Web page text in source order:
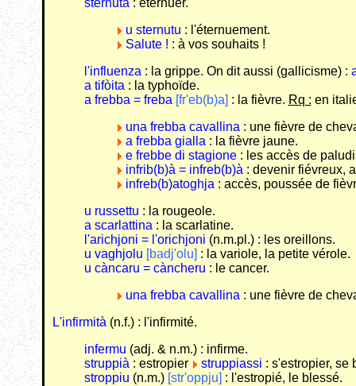
sternutà : éternuer.
u sternutu : l'éternuement.
Salute ! : à vos souhaits !
l'influenza : la grippe. On dit aussi (gallicisme) :
a tifòita : la typhoïde.
a frebba = freba [fr'eb(b)a] : la fièvre. Rq : en
una frebba cavallina : une fièvre de
a frebba gialla : la fièvre jaune.
e frebbe di stagione: les accès de
infrib(b)à = infreb(b)à : devenir fiévreux,
infreb(b)atoghja : accès, poussée de
u russettu : la rougeole.
a scarlattina : la scarlatine.
l'arichjoni = l'orichjoni (n.m.pl.) : les oreillons.
u vaghjolu [badj'olu] : la variole, la petite vérole.
u càncaru = càncheru : le cancer.
una frebba cavallina : une fièvre de
L'infirmità (n.f.) : l'infirmité.
infermu (adj. & n.m.) : infirme.
struppià : estropier struppiassi : s'estropier, se
stroppiu (n.m.) [str'oppju] : l'estropié, le blessé.